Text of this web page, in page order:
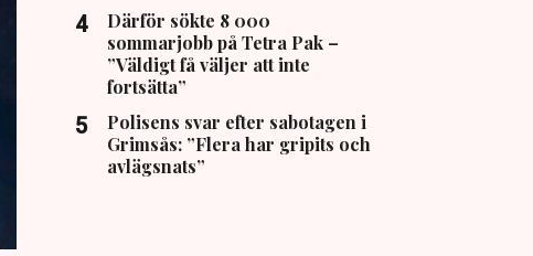
Därför sökte 8 000
sommarjobb på Tetra Pak –
”Väldigt få väljer att inte
fortsätta”
Polisens svar efter sabotagen i
Grimsås: ”Flera har gripits och
avlägsnats”